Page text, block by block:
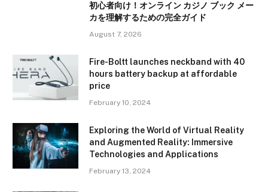
初心者向け！オンライン カジノ ブック メー
カを理解するための完全ガイド
August 7, 2026
Fire-Boltt launches neckband with 40
hours battery backup at affordable
price
February 10, 2024
Exploring the World of Virtual Reality
and Augmented Reality: Immersive
Technologies and Applications
February 13, 2024